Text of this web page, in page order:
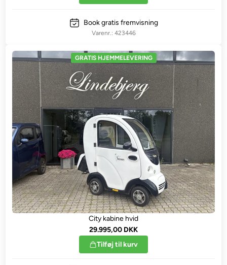
Book gratis fremvisning
423446
GRATIS HJEMMELEVERING
City kabine hvid
29.995,00 DKK
Tilføj til kurv